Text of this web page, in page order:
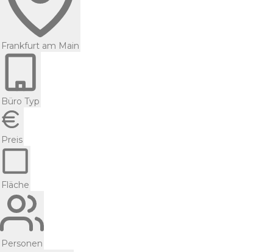
Frankfurt am Main
Büro Typ
Preis
Fläche
Personen